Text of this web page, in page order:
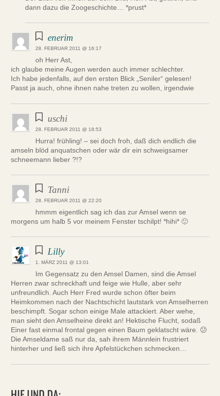
dann dazu die Zoogeschichte… *prust*
enerim
28. FEBRUAR 2011 @ 16:17
oh Herr Ast,
ich glaube meine Augen werden auch immer schlechter.
Ich habe jedenfalls, auf den ersten Blick „Seniler“ gelesen!
Passt ja auch, ohne ihnen nahe treten zu wollen, irgendwie
uschi
28. FEBRUAR 2011 @ 18:53
Hurra! frühling! – sei doch froh, daß dich endlich die
amseln blöd anquatschen oder wär dir ein schweigsamer
schneemann lieber ?!?
Tanni
28. FEBRUAR 2011 @ 22:20
hmmm eigentlich sag ich das zur Amsel wenn se
morgens um halb 5 vor meinem Fenster tschilpt! *hihi* 🙂
Lilly
1. MÄRZ 2011 @ 13:01
Im Gegensatz zu den Amsel Damen, sind die Amsel
Herren zwar schreckhaft und feige wie Hulle, aber sehr
unfreundlich. Auch Herr Fred wurde schon öfter beim
Heimkommen nach der Nachtschicht lautstark von Amselherren
beschimpft. Sogar schon einige Male attackiert. Aber wehe,
man sieht den Amselheine direkt an! Hektische Flucht, sodaß
Einer fast einmal frontal gegen einen Baum geklatscht wäre. 😕
Die Amseldame saß nur da, sah ihrem Männlein frustriert
hinterher und ließ sich ihre Apfelstückchen schmecken…